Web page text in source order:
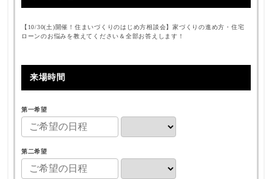
【10/30(土)開催！住まいづくりのはじめ方相談会】家づくりの進め方・住宅
ローンのお悩みを教えてください＆全部お答えします！
来場時間
第一希望
第二希望